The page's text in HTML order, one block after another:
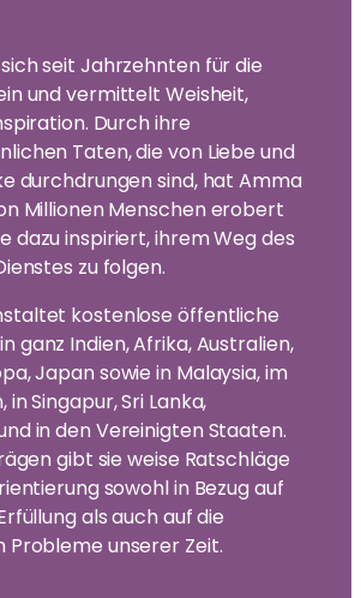
seit Jahrzehnten für die
und vermittelt Weisheit,
Durch ihre
Taten, die von Liebe und
durchdrungen sind, hat Amma
Millionen Menschen erobert
dazu inspiriert, ihrem Weg des
zu folgen.
kostenlose öffentliche
ganz Indien, Afrika, Australien,
Japan sowie in Malaysia, im
in Singapur, Sri Lanka,
in den Vereinigten Staaten.
gibt sie weise Ratschläge
sowohl in Bezug auf
als auch auf die
Probleme unserer Zeit.